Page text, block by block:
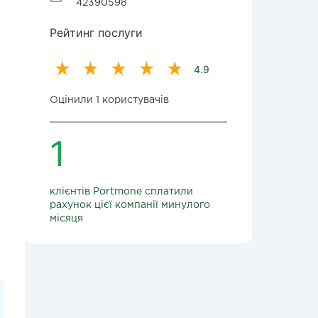
42390598
Рейтинг послуги
4.9
Оцінили 1 користувачів
1
клієнтів Portmone сплатили
рахунок цієї компанії минулого
місяця